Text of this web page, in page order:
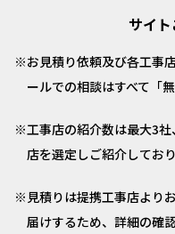
サイ
お見積り依頼及び各工事
ールでの相談はすべて「
工事店の紹介数は最大3
店を選定しご紹介しており
見積りは提携工事店より
届けするため、詳細の確